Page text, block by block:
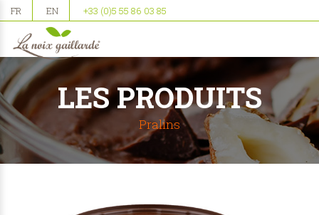
FR EN +33 (0)5 55 86 03 85
LES PRODUITS
Pralins